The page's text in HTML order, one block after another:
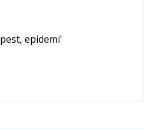
pest, epidemi'